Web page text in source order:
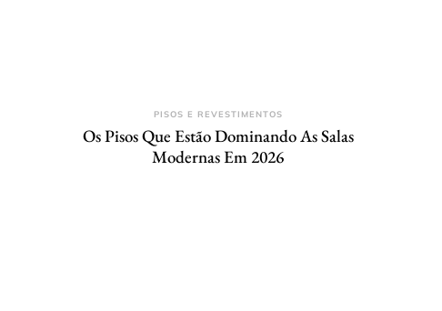
PISOS E REVESTIMENTOS
Os Pisos Que Estão Dominando As Salas
Modernas Em 2026